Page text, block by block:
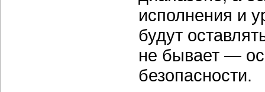
исполнения и
будут
не бывает —
безопасности.